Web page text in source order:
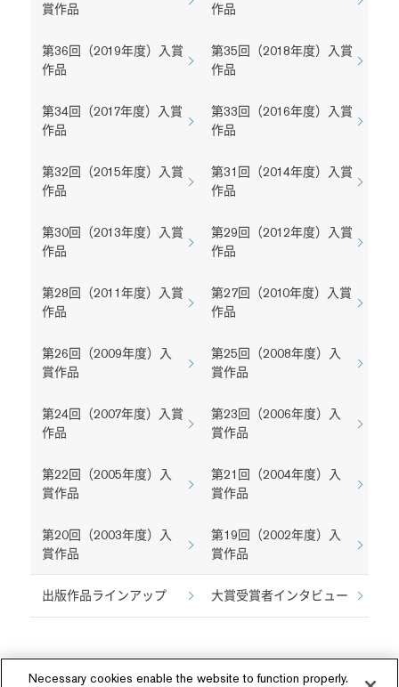
賞作品
作品
第36回（2019年度）入賞
作品
第35回（2018年度）入賞
作品
第34回（2017年度）入賞
作品
第33回（2016年度）入賞
作品
第32回（2015年度）入賞
作品
第31回（2014年度）入賞
作品
第30回（2013年度）入賞
作品
第29回（2012年度）入賞
作品
第28回（2011年度）入賞
作品
第27回（2010年度）入賞
作品
第26回（2009年度）入
賞作品
第25回（2008年度）入
賞作品
第24回（2007年度）入賞
作品
第23回（2006年度）入
賞作品
第22回（2005年度）入
賞作品
第21回（2004年度）入
賞作品
第20回（2003年度）入
賞作品
第19回（2002年度）入
賞作品
出版作品ラインアップ 大賞受賞者インタビュー
Necessary cookies enable the website to function properly.